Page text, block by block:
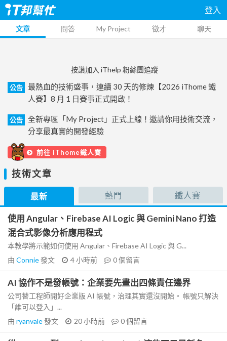
登入
文章 問答 My Project 徵才 聊天
按讚加入 iThelp 粉絲團追蹤
公告
最熱血的技術盛事，連續 30 天的修煉【2026 iThome 鐵
人賽】8 月 1 日賽事正式開啟！
公告
全新專區「My Project」正式上線！邀請你用技術交流，
分享最真實的開發經驗
前往 iThome鐵人賽
技術文章
最新 熱門 鐵人賽
使用 Angular、Firebase AI Logic 與 Gemini Nano 打造
混合式影像分析應用程式
本教學將示範如何使用 Angular、Firebase AI Logic 與 G...
由 Connie發文 4 小時前 0個留言
AI 協作不是發帳號：企業要先畫出四條責任邊界
公司替工程師開好企業版 AI 帳號，治理其實還沒開始。 帳號只解決
「誰可以登入」...
由 ryanvale發文 20 小時前 0個留言